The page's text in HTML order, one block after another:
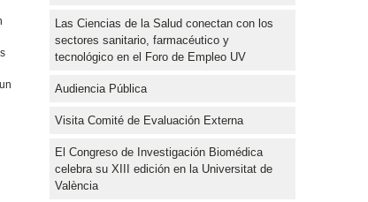
Las Ciencias de la Salud conectan con los
sectores sanitario, farmacéutico y
tecnológico en el Foro de Empleo UV
Audiencia Pública
Visita Comité de Evaluación Externa
El Congreso de Investigación Biomédica
celebra su XIII edición en la Universitat de
València